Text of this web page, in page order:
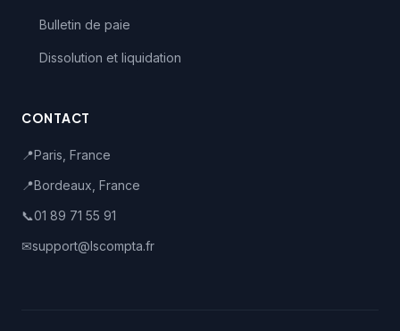
Bulletin de paie
Dissolution et liquidation
CONTACT
📍Paris, France
📍Bordeaux, France
📞01 89 71 55 91
✉support@lscompta.fr